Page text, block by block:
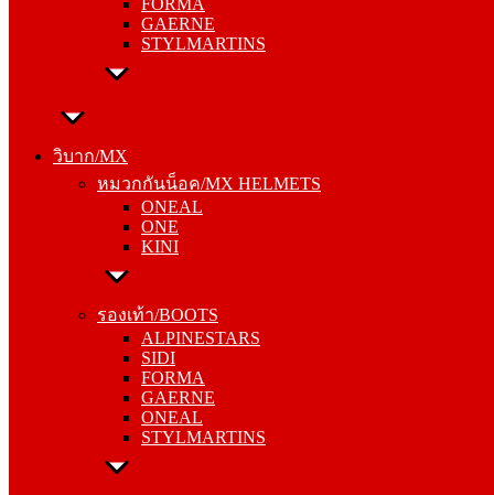
FORMA
GAERNE
STYLMARTINS
วิบาก/MX
หมวกกันน็อค/MX HELMETS
ONEAL
ONE
KINI
รองเท้า/BOOTS
ALPINESTARS
SIDI
FORMA
GAERNE
ONEAL
STYLMARTINS
STYLMARTINS
วิบาก/MX
ONE
KINI
รองเท้า/BOOTS
SIDI
FORMA
GAERNE
ONEAL
STYLMARTINS
ชุด/JERSEY&PANTS